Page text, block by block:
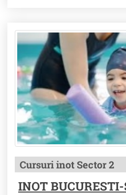
Cursuri inot Sector 2
INOT BUCURESTI-